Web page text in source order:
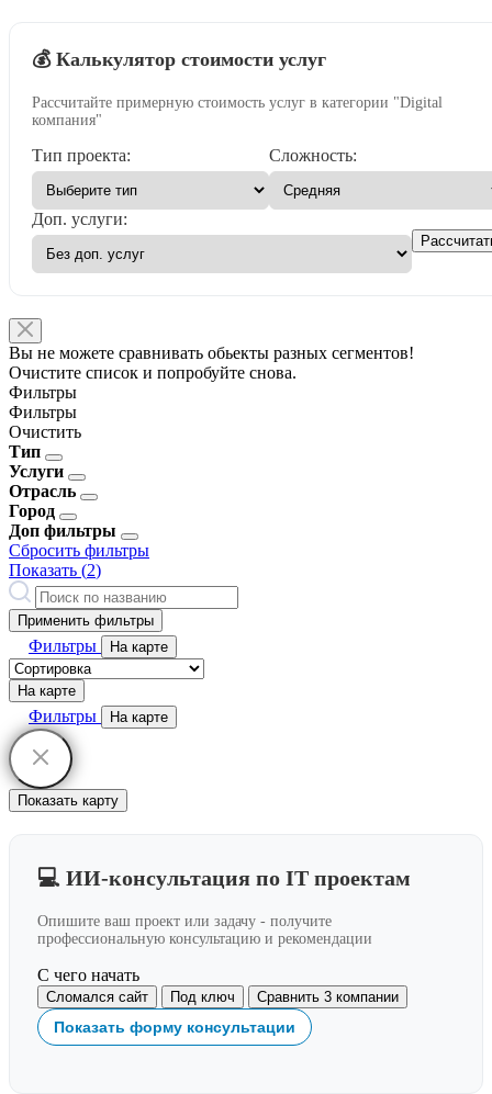
💰 Калькулятор стоимости услуг
Рассчитайте примерную стоимость услуг в категории "Digital
компания"
Тип проекта: Сложность:
Доп. услуги:
Вы не можете сравнивать обьекты разных сегментов!
Очистите список и попробуйте снова.
Фильтры
Фильтры
Очистить
Тип
Услуги
Отрасль
Город
Доп фильтры
Сбросить фильтры
Показать (2)
Применить фильтры
Фильтры На карте
На карте
Фильтры На карте
Показать карту
💻 ИИ-консультация по IT проектам
Опишите ваш проект или задачу - получите
профессиональную консультацию и рекомендации
С чего начать
Сломался сайт Под ключ Сравнить 3 компании
Показать форму консультации